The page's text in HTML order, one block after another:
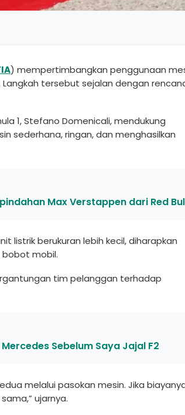
) mempertimbangkan penggunaan
Langkah tersebut sejalan dengan
1, Stefano Domenicali, mendukung
sederhana, ringan, dan menghasilkan
Max Verstappen dari Red
listrik berukuran lebih kecil, diharapkan
bobot mobil.
tim pelanggan terhadap
Sebelum Saya Jajal F2
melalui pasokan mesin. Jika
ujarnya.